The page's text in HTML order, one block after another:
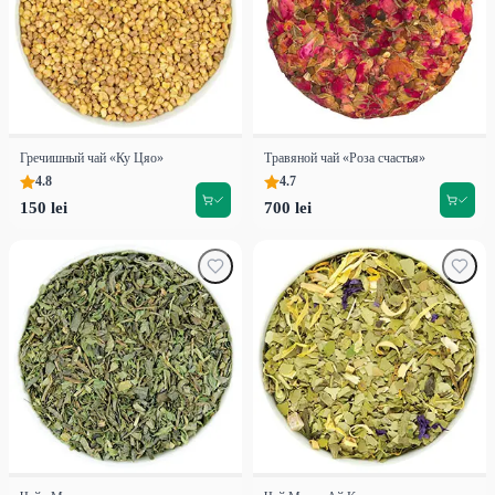
Гречишный чай «Ку Цяо»
4.8
150 lei
Травяной чай «Роза счастья»
4.7
700 lei